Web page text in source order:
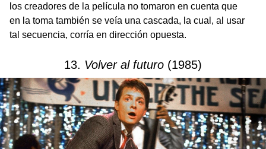
los creadores de la película no tomaron en cuenta que
en la toma también se veía una cascada, la cual, al usar
tal secuencia, corría en dirección opuesta.
13. Volver al futuro (1985)